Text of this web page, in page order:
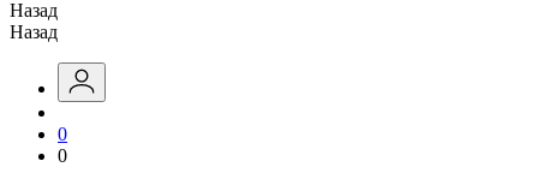
Назад
Назад
0
0